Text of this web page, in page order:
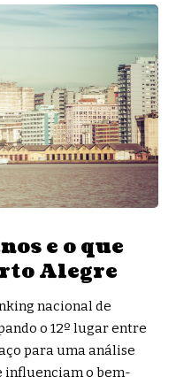
e o que
Alegre
nacional de
o 12º lugar entre
para uma análise
influenciam o bem-